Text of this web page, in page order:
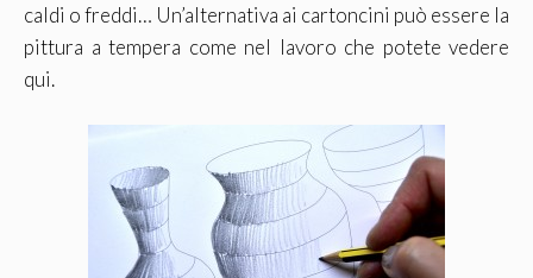
caldi o freddi… Un’alternativa ai cartoncini può essere la
pittura a tempera come nel lavoro che potete vedere
qui.